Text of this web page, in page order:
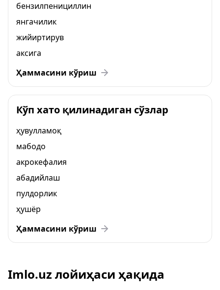
бензилпенициллин
янгачилик
жийиртирув
аксига
Ҳаммасини кўриш
Кўп хато қилинадиган сўзлар
ҳувулламоқ
мабодо
акрокефалия
абадийлаш
пулдорлик
ҳушёр
Ҳаммасини кўриш
Imlo.uz лойиҳаси ҳақида